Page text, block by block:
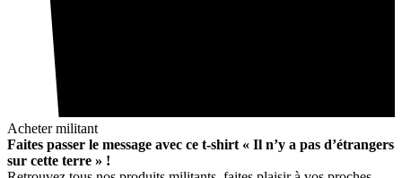
Acheter militant
Faites passer le message avec ce t-shirt « Il n’y a pas d’étrangers
sur cette terre » !